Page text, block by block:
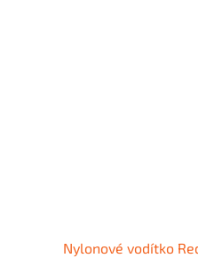
Nylonové vodítko